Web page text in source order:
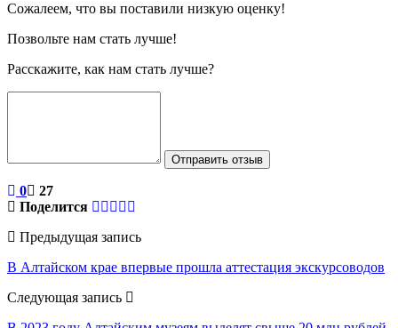
Сожалеем, что вы поставили низкую оценку!
Позвольте нам стать лучше!
Расскажите, как нам стать лучше?
Отправить отзыв
0
27
Поделится
Предыдущая запись
В Алтайском крае впервые прошла аттестация экскурсоводов
Следующая запись